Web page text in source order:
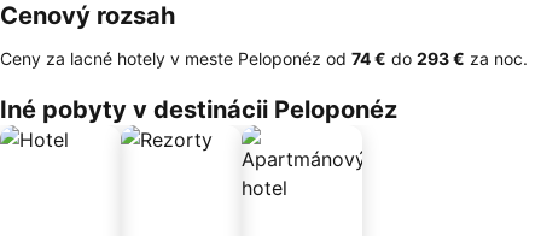
Cenový rozsah
Ceny za lacné hotely v meste Peloponéz od ‎74 € do ‎293 € za noc.
Iné pobyty v destinácii Peloponéz